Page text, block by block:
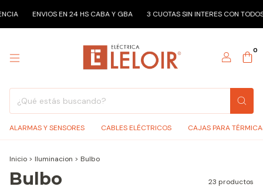
ENVIOS EN 24 HS CABA Y GBA 3 CUOTAS SIN INTERES CON TODOS LOS
0
ALARMAS Y SENSORES CABLES ELÉCTRICOS CAJAS PARA
Inicio > Iluminacion > Bulbo
Bulbo 23 productos